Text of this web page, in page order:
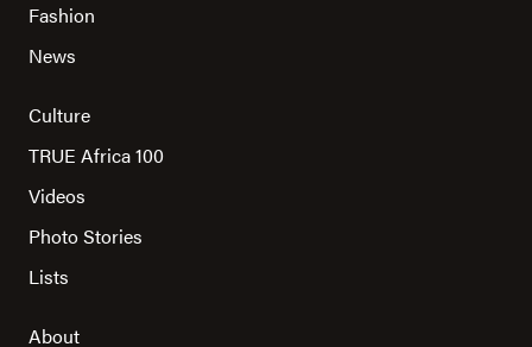
Fashion
News
Culture
TRUE Africa 100
Videos
Photo Stories
Lists
About